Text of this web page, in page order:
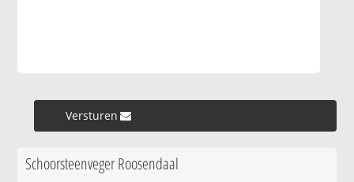
Versturen »
Schoorsteenveger Roosendaal